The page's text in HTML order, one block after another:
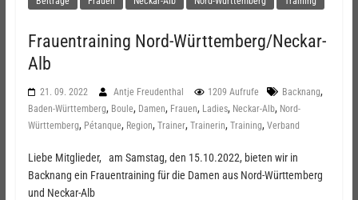
Frauentraining Nord-Württemberg/Neckar-
Alb
21. 09. 2022 Antje Freudenthal 1209 Aufrufe Backnang,
Baden-Württemberg, Boule, Damen, Frauen, Ladies, Neckar-Alb, Nord-
Württemberg, Pétanque, Region, Trainer, Trainerin, Training, Verband
Liebe Mitglieder, am Samstag, den 15.10.2022, bieten wir in
Backnang ein Frauentraining für die Damen aus Nord-Württemberg
und Neckar-Alb